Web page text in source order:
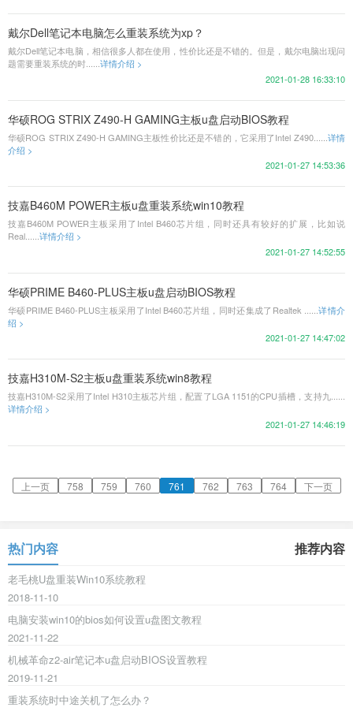
戴尔Dell笔记本电脑怎么重装系统为xp？
戴尔Dell笔记本电脑，相信很多人都在使用，性价比还是不错的。但是，戴尔电脑出现问
题需要重装系统的时......详情介绍 >
2021-01-28 16:33:10
华硕ROG STRIX Z490-H GAMING主板u盘启动BIOS教程
华硕ROG STRIX Z490-H GAMING主板性价比还是不错的，它采用了Intel Z490...... 详情
介绍 >
2021-01-27 14:53:36
技嘉B460M POWER主板u盘重装系统win10教程
技嘉B460M POWER主板采用了Intel B460芯片组，同时还具有较好的扩展，比如说
Real......详情介绍 >
2021-01-27 14:52:55
华硕PRIME B460-PLUS主板u盘启动BIOS教程
华硕PRIME B460-PLUS主板采用了Intel B460芯片组，同时还集成了Realtek ......详情介
绍 >
2021-01-27 14:47:02
技嘉H310M-S2主板u盘重装系统win8教程
技嘉H310M-S2采用了Intel H310主板芯片组，配置了LGA 1151的CPU插槽，支持九......
详情介绍 >
2021-01-27 14:46:19
上一页 758 759 760 761 762 763 764 下一页
热门内容 推荐内容
老毛桃U盘重装Win10系统教程
2018-11-10
电脑安装win10的bios如何设置u盘图文教程
2021-11-22
机械革命z2-air笔记本u盘启动BIOS设置教程
2019-11-21
重装系统时中途关机了怎么办？